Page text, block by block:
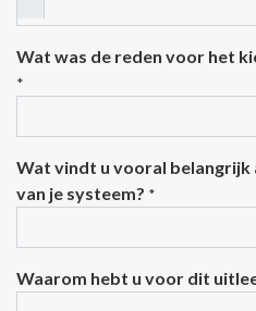
Wat was de reden voor het
*
Wat vindt u vooral belangrijk
van je systeem? *
Waarom hebt u voor dit